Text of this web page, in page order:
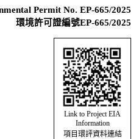
Permit No. EP-665/2025
環境許可證編號EP-665/2025
Link to Project EIA
Information
項目環評資料連結